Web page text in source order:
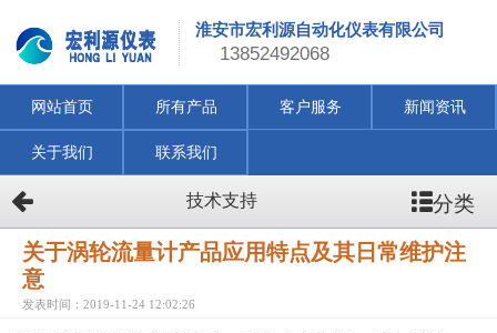
淮安市宏利源自动化仪表有限公司
13852492068
网站首页 所有产品 客户服务 新闻资讯
关于我们 联系我们
技术支持 分类
关于涡轮流量计产品应用特点及其日常维护注
意
发表时间：2019-11-24 12:02:26